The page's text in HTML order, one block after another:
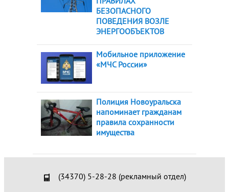
БЕЗОПАСНОГО
ПОВЕДЕНИЯ ВОЗЛЕ
ЭНЕРГООБЪЕКТОВ
Мобильное приложение
«МЧС России»
Полиция Новоуральска
напоминает гражданам
правила сохранности
имущества
(34370) 5-28-28 (рекламный отдел)